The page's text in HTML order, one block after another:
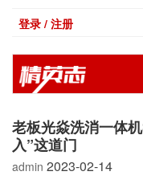
登录 / 注册
老板光焱洗消一体
入”这道门
admin 2023-02-14